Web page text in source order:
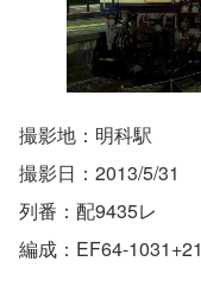
撮影地：明科駅
撮影日：2013/5/31
列番：配9435レ
編成：EF64-